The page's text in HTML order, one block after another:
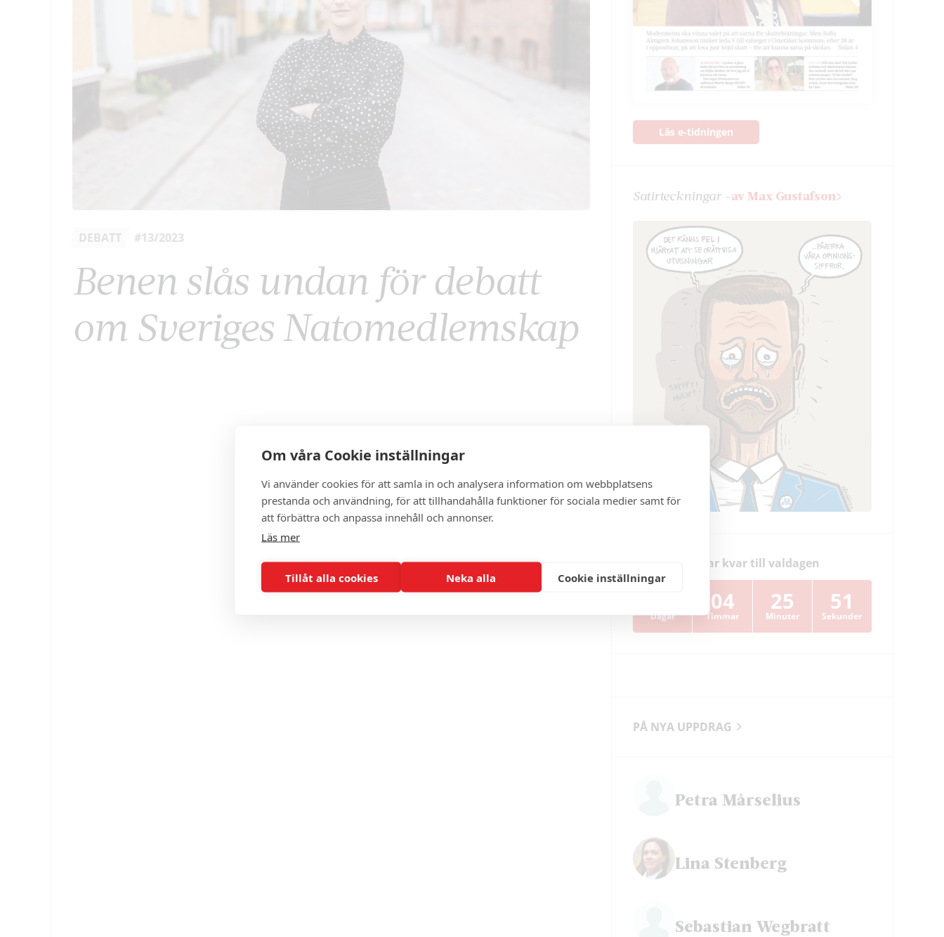
Om våra Cookie inställningar
Vi använder cookies för att samla in och analysera information om webbplatsens
prestanda och användning, för att tillhandahålla funktioner för sociala medier samt för
att förbättra och anpassa innehåll och annonser.
Läs mer
Tillåt alla cookies Neka alla Cookie inställningar
DEBATT #13/2023
Benen slås undan för debatt
om Sveriges Natomedlemskap
Läs e-tidningen
Satir­teckningar –av Max Gustafson
Dagar kvar till valdagen
Dagar
04
Timmar
25
Minuter
50
Sekunder
PÅ NYA UPPDRAG
Petra Mårselius
Lina Stenberg
Sebastian Wegbratt